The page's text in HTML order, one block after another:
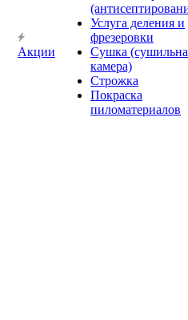
Акции
Услуга деления и
фрезеровки
Сушка
камера)
Строжка
Покраска
пиломатериалов